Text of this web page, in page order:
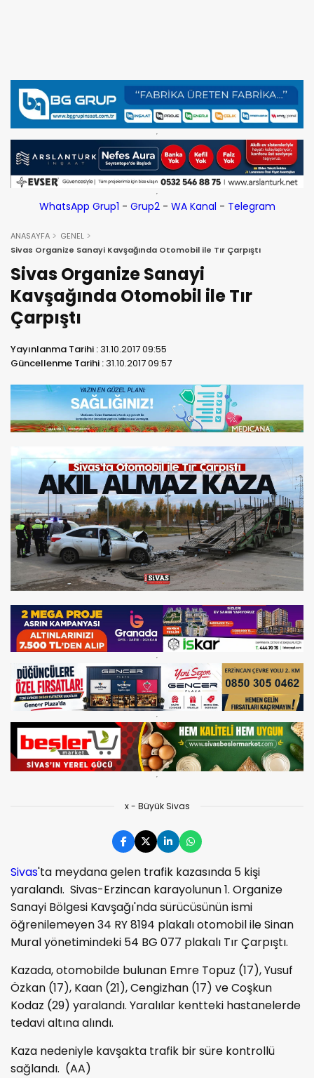
WhatsApp Grup1 - Grup2- WA Kanal - Telegram
ANASAYFA
GENEL
Sivas Organize Sanayi Kavşağında Otomobil ile Tır Çarpıştı
Sivas Organize Sanayi
Kavşağında Otomobil ile Tır
Çarpıştı
Yayınlanma Tarihi :31.10.2017 09:55
Güncellenme Tarihi :31.10.2017 09:57
x - Büyük Sivas
Sivas'ta meydana gelen trafik kazasında 5 kişi
yaralandı. Sivas-Erzincan karayolunun 1. Organize
Sanayi Bölgesi Kavşağı'nda sürücüsünün ismi
öğrenilemeyen 34 RY 8194 plakalı otomobil ile Sinan
Mural yönetimindeki 54 BG 077 plakalı Tır Çarpıştı.
Kazada, otomobilde bulunan Emre Topuz (17), Yusuf
Özkan (17), Kaan (21), Cengizhan (17) ve Coşkun
Kodaz (29) yaralandı. Yaralılar kentteki hastanelerde
tedavi altına alındı.
Kaza nedeniyle kavşakta trafik bir süre kontrollü
sağlandı. (AA)